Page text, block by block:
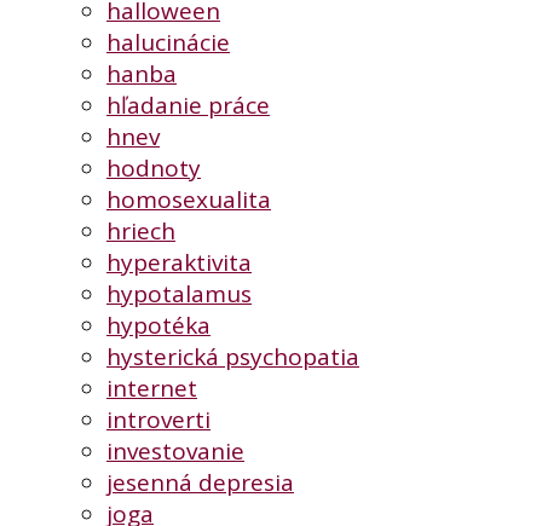
halloween
halucinácie
hanba
hľadanie práce
hnev
hodnoty
homosexualita
hriech
hyperaktivita
hypotalamus
hypotéka
hysterická psychopatia
internet
introverti
investovanie
jesenná depresia
joga